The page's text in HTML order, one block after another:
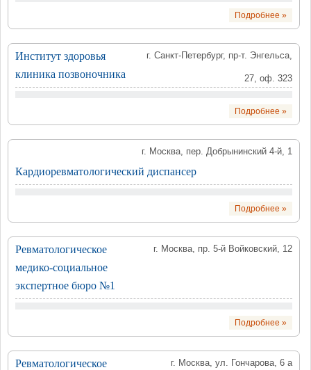
Подробнее »
г. Санкт-Петербург, пр-т. Энгельса,
27, оф. 323
Институт здоровья
клиника позвоночника
Подробнее »
г. Москва, пер. Добрынинский 4-й, 1
Кардиоревматологический диспансер
Подробнее »
г. Москва, пр. 5-й Войковский, 12
Ревматологическое
медико-социальное
экспертное бюро №1
Подробнее »
г. Москва, ул. Гончарова, 6 а
Ревматологическое